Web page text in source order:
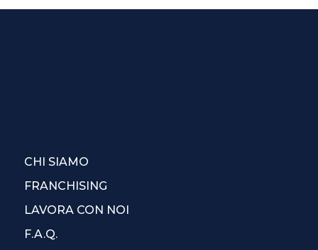
CHI SIAMO
FRANCHISING
LAVORA CON NOI
F.A.Q.